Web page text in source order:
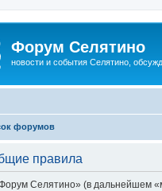
Форум Селятино
новости и события Селятино,
форумов
правила
Селятино» (в дальнейшем